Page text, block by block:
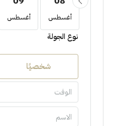
أغسطس أغسطس
نوع الجولة
شخصيًا
الوقت